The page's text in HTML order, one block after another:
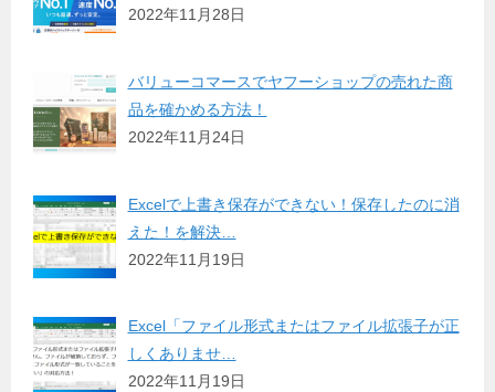
2022年11月28日
バリューコマースでヤフーショップの売れた商
品を確かめる方法！
2022年11月24日
Excelで上書き保存ができない！保存したのに消
えた！を解決…
2022年11月19日
Excel「ファイル形式またはファイル拡張子が正
しくありませ…
2022年11月19日